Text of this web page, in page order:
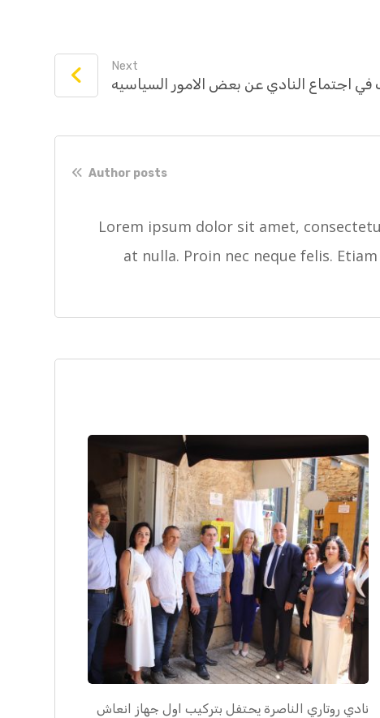
Next
في اجتماع النادي عن بعض الامور السياسيه
Author posts
Lorem ipsum dolor sit amet,
at nulla. Proin nec neque felis.
نادي روتاري الناصرة يحتفل بتركيب اول جهاز انعاش